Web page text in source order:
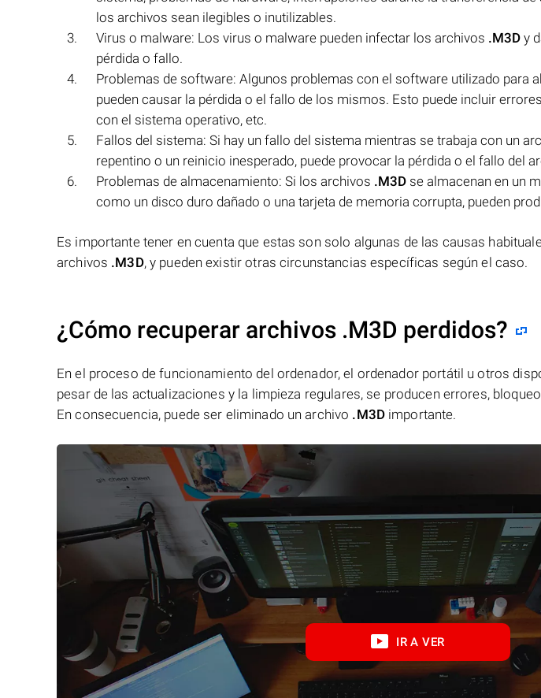
los archivos sean ilegibles o inutilizables.
Virus o malware: Los virus o malware pueden infectar los archivos .M3D y
pérdida o fallo.
Problemas de software: Algunos problemas con el software utilizado para
pueden causar la pérdida o el fallo de los mismos. Esto puede incluir
con el sistema operativo, etc.
Fallos del sistema: Si hay un fallo del sistema mientras se trabaja con un
repentino o un reinicio inesperado, puede provocar la pérdida o el fallo del
Problemas de almacenamiento: Si los archivos .M3D se almacenan en un
como un disco duro dañado o una tarjeta de memoria corrupta, pueden
Es importante tener en cuenta que estas son solo algunas de las causas
archivos .M3D, y pueden existir otras circunstancias específicas según el caso.
¿Cómo recuperar archivos .M3D perdidos?
En el proceso de funcionamiento del ordenador, el ordenador portátil u otros
pesar de las actualizaciones y la limpieza regulares, se producen errores,
En consecuencia, puede ser eliminado un archivo .M3Dimportante.
IR A VER